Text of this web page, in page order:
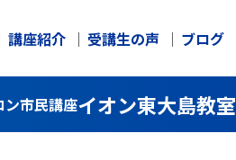
講座紹介 受講生の声 ブログ
ン市民講座イオン東大島教室